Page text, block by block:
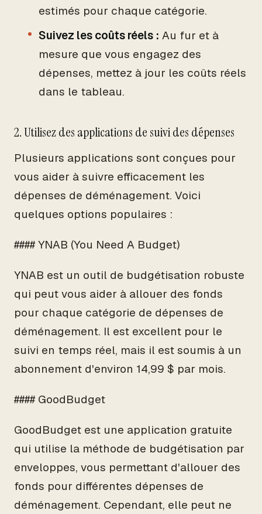
estimés pour chaque catégorie.
Suivez les coûts réels : Au fur et à
mesure que vous engagez des
dépenses, mettez à jour les coûts réels
dans le tableau.
2. Utilisez des applications de suivi des dépenses
Plusieurs applications sont conçues pour
vous aider à suivre efficacement les
dépenses de déménagement. Voici
quelques options populaires :
#### YNAB (You Need A Budget)
YNAB est un outil de budgétisation robuste
qui peut vous aider à allouer des fonds
pour chaque catégorie de dépenses de
déménagement. Il est excellent pour le
suivi en temps réel, mais il est soumis à un
abonnement d'environ 14,99 $ par mois.
#### GoodBudget
GoodBudget est une application gratuite
qui utilise la méthode de budgétisation par
enveloppes, vous permettant d'allouer des
fonds pour différentes dépenses de
déménagement. Cependant, elle peut ne